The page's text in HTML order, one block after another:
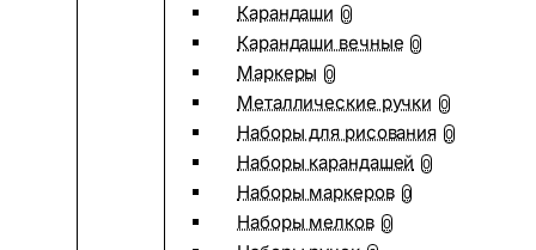
Карандаши 0
Карандаши вечные 0
Маркеры 0
Металлические ручки 0
Наборы для рисования 0
Наборы карандашей 0
Наборы маркеров 0
Наборы мелков 0